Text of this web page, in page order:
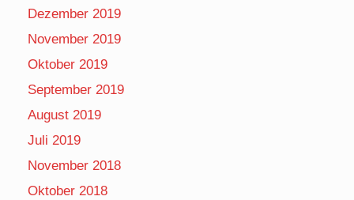
Dezember 2019
November 2019
Oktober 2019
September 2019
August 2019
Juli 2019
November 2018
Oktober 2018